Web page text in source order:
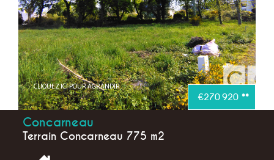
CLIQUEZ ICI POUR AGRANDIR
€270 920 **
Concarneau
Terrain Concarneau 775 m2